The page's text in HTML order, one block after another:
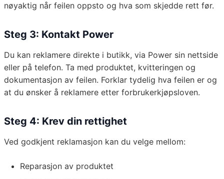
nøyaktig når feilen oppsto og hva som skjedde rett før.
Steg 3: Kontakt Power
Du kan reklamere direkte i butikk, via Power sin nettside
eller på telefon. Ta med produktet, kvitteringen og
dokumentasjon av feilen. Forklar tydelig hva feilen er og
at du ønsker å reklamere etter forbrukerkjøpsloven.
Steg 4: Krev din rettighet
Ved godkjent reklamasjon kan du velge mellom:
Reparasjon av produktet